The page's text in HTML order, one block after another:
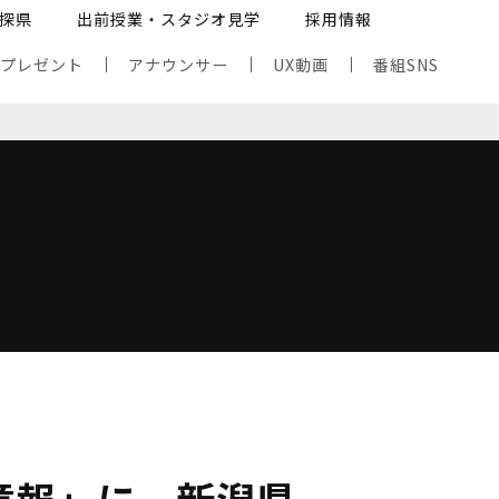
県 出前授業・スタジオ見学 採用情報
レゼント アナウンサー UX動画 番組SNS